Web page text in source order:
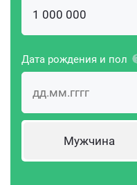
Дата рождения и пол
Мужчина